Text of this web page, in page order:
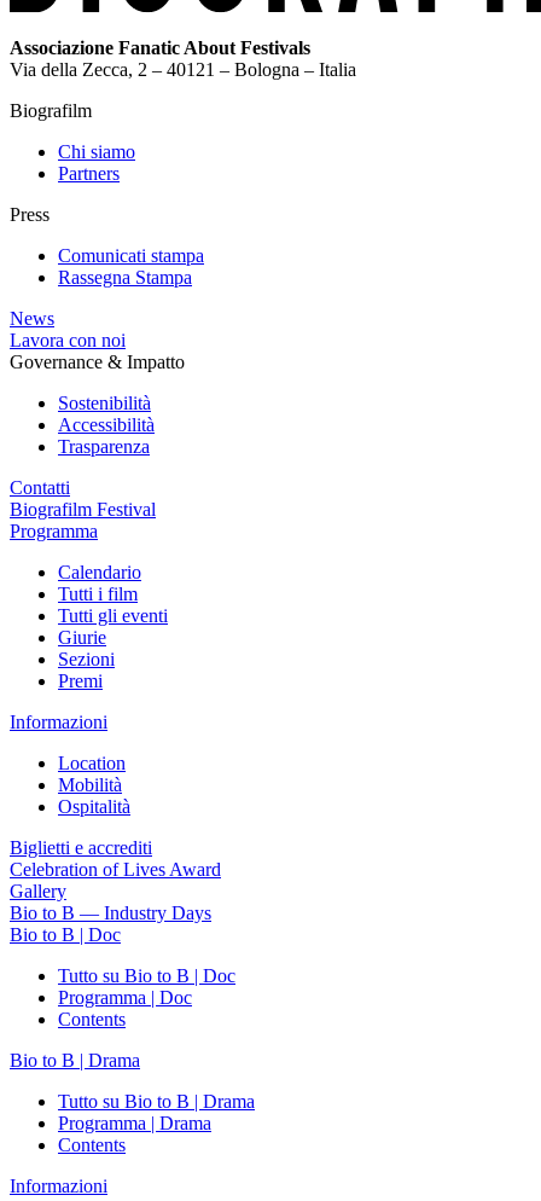
Associazione Fanatic About Festivals
Via della Zecca, 2 – 40121 – Bologna – Italia
Biografilm
Chi siamo
Partners
Press
Comunicati stampa
Rassegna Stampa
News
Lavora con noi
Governance & Impatto
Sostenibilità
Accessibilità
Trasparenza
Contatti
Biografilm Festival
Programma
Calendario
Tutti i film
Tutti gli eventi
Giurie
Sezioni
Premi
Informazioni
Location
Mobilità
Ospitalità
Biglietti e accrediti
Celebration of Lives Award
Gallery
Bio to B — Industry Days
Bio to B | Doc
Tutto su Bio to B | Doc
Programma | Doc
Contents
Bio to B | Drama
Tutto su Bio to B | Drama
Programma | Drama
Contents
Informazioni